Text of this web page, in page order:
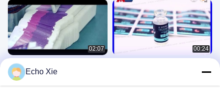
02:07
FLAKON etiketleri baskısı, 10ml etiket
tasarımı, www.viallabel.com
Steroids Labels Printing
00:24
Echo Xie